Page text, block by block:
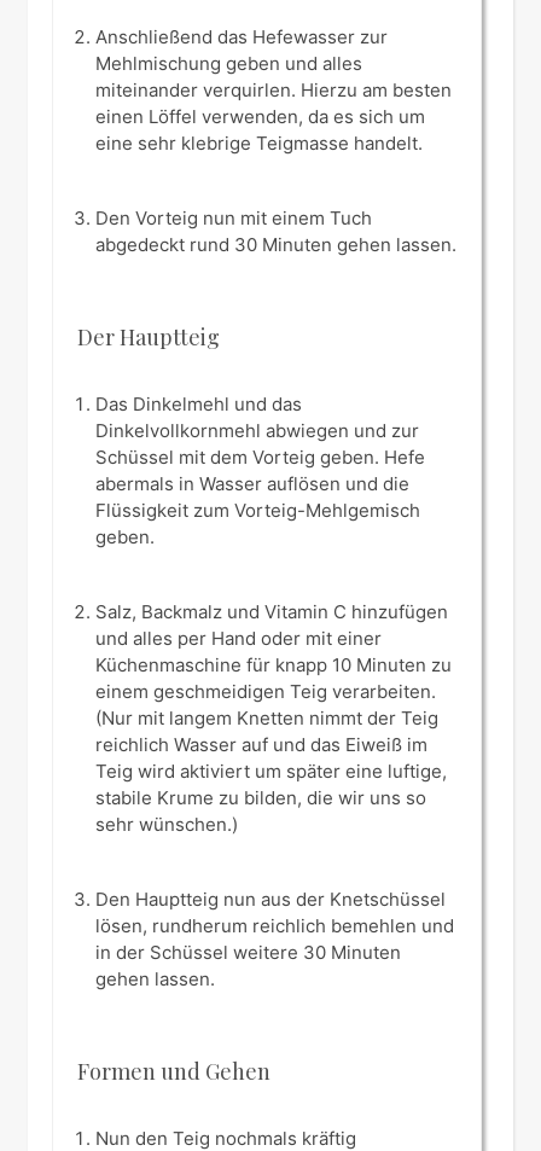
Anschließend das Hefewasser zur
Mehlmischung geben und alles
miteinander verquirlen. Hierzu am besten
einen Löffel verwenden, da es sich um
eine sehr klebrige Teigmasse handelt.
Den Vorteig nun mit einem Tuch
abgedeckt rund 30 Minuten gehen lassen.
Der Hauptteig
Das Dinkelmehl und das
Dinkelvollkornmehl abwiegen und zur
Schüssel mit dem Vorteig geben. Hefe
abermals in Wasser auflösen und die
Flüssigkeit zum Vorteig-Mehlgemisch
geben.
Salz, Backmalz und Vitamin C hinzufügen
und alles per Hand oder mit einer
Küchenmaschine für knapp 10 Minuten zu
einem geschmeidigen Teig verarbeiten.
(Nur mit langem Knetten nimmt der Teig
reichlich Wasser auf und das Eiweiß im
Teig wird aktiviert um später eine luftige,
stabile Krume zu bilden, die wir uns so
sehr wünschen.)
Den Hauptteig nun aus der Knetschüssel
lösen, rundherum reichlich bemehlen und
in der Schüssel weitere 30 Minuten
gehen lassen.
Formen und Gehen
Nun den Teig nochmals kräftig